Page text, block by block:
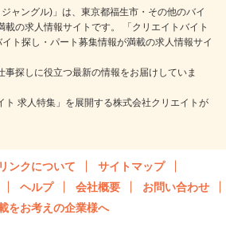
ジャングル)」は、東京都福生市・その他のバイ
載の求人情報サイトです。 「クリエイトバイト
ト探し・パート募集情報が満載の求人情報サイ
事探しに役立つ最新の情報をお届けしていま
ト 求人特集」を展開する株式会社クリエイトが
リンクについて
サイトマップ
ヘルプ 会社概要
お問い合わせ
をお考えの企業様へ